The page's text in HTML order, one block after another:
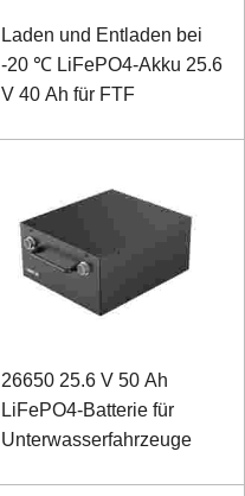
Laden und Entladen bei
-20 ℃ LiFePO4-Akku 25.6
V 40 Ah für FTF
26650 25.6 V 50 Ah
LiFePO4-Batterie für
Unterwasserfahrzeuge